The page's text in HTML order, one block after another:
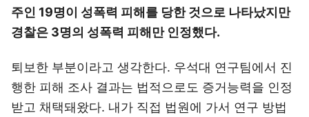
주인 19명이 성폭력 피해를 당한 것으로 나타났지만
경찰은 3명의 성폭력 피해만 인정했다.
퇴보한 부분이라고 생각한다. 우석대 연구팀에서 진
행한 피해 조사 결과는 법적으로도 증거능력을 인정
받고 채택돼왔다. 내가 직접 법원에 가서 연구 방법